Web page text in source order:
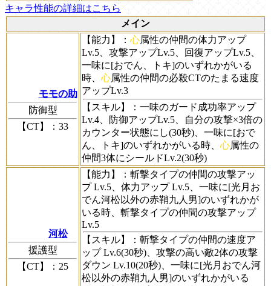
キャラ性能の詳細はこちら
メイン
モモの助
防御型
【CT】
：33
【能力】 ： 心属性の仲間の体力アップ
Lv.5、攻撃アップLv.5、回復アップLv.5、
一味に[おでん、トキ]のいずれかがいる
時、 心属性の仲間の必殺CTのたまる速度
アップLv.3
【スキル】
：一味のガード成功率アップ
Lv.4、防御アップLv.5、自分の攻撃×3倍の
カウンター状態にし(30秒)、一味に[おで
ん、トキ]のいずれかがいる時、 心属性の
仲間3体にシールドLv.2(30秒)
河松
援護型
【CT】
：25
【能力】
：斬撃タイプの仲間の攻撃アッ
プ Lv.5、体力アップ Lv.5、一味に[光月お
でん河松以外の赤鞘九人男]のいずれかが
いる時、斬撃タイプの仲間の攻撃アップ
Lv.5
【スキル】
：斬撃タイプの仲間の速度ア
ップ Lv.6(30秒)、攻撃の高い敵2体の攻撃
ダウン Lv.10(20秒)、一味に[光月おでん河
松以外の赤鞘九人男]のいずれかがいる